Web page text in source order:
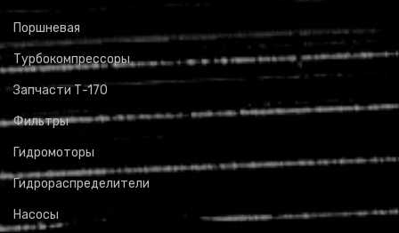
Поршневая
Турбокомпрессоры
Запчасти Т-170
Фильтры
Гидромоторы
Гидрораспределители
Насосы